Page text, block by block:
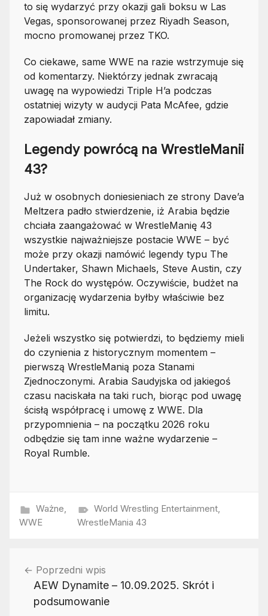
to się wydarzyć przy okazji gali boksu w Las
Vegas, sponsorowanej przez Riyadh Season,
mocno promowanej przez TKO.
Co ciekawe, same WWE na razie wstrzymuje się
od komentarzy. Niektórzy jednak zwracają
uwagę na wypowiedzi Triple H’a podczas
ostatniej wizyty w audycji Pata McAfee, gdzie
zapowiadał zmiany.
Legendy powrócą na WrestleManii
43?
Już w osobnych doniesieniach ze strony Dave’a
Meltzera padło stwierdzenie, iż Arabia będzie
chciała zaangażować w WrestleManię 43
wszystkie najważniejsze postacie WWE – być
może przy okazji namówić legendy typu The
Undertaker, Shawn Michaels, Steve Austin, czy
The Rock do występów. Oczywiście, budżet na
organizację wydarzenia byłby właściwie bez
limitu.
Jeżeli wszystko się potwierdzi, to będziemy mieli
do czynienia z historycznym momentem –
pierwszą WrestleManią poza Stanami
Zjednoczonymi. Arabia Saudyjska od jakiegoś
czasu naciskała na taki ruch, biorąc pod uwagę
ścisłą współpracę i umowę z WWE. Dla
przypomnienia – na początku 2026 roku
odbędzie się tam inne ważne wydarzenie –
Royal Rumble.
Ważne
WWE
World Wrestling Entertainment,
WrestleMania 43
wpisu
Poprzedni wpis
AEW Dynamite – 10.09.2025. Skrót i
podsumowanie